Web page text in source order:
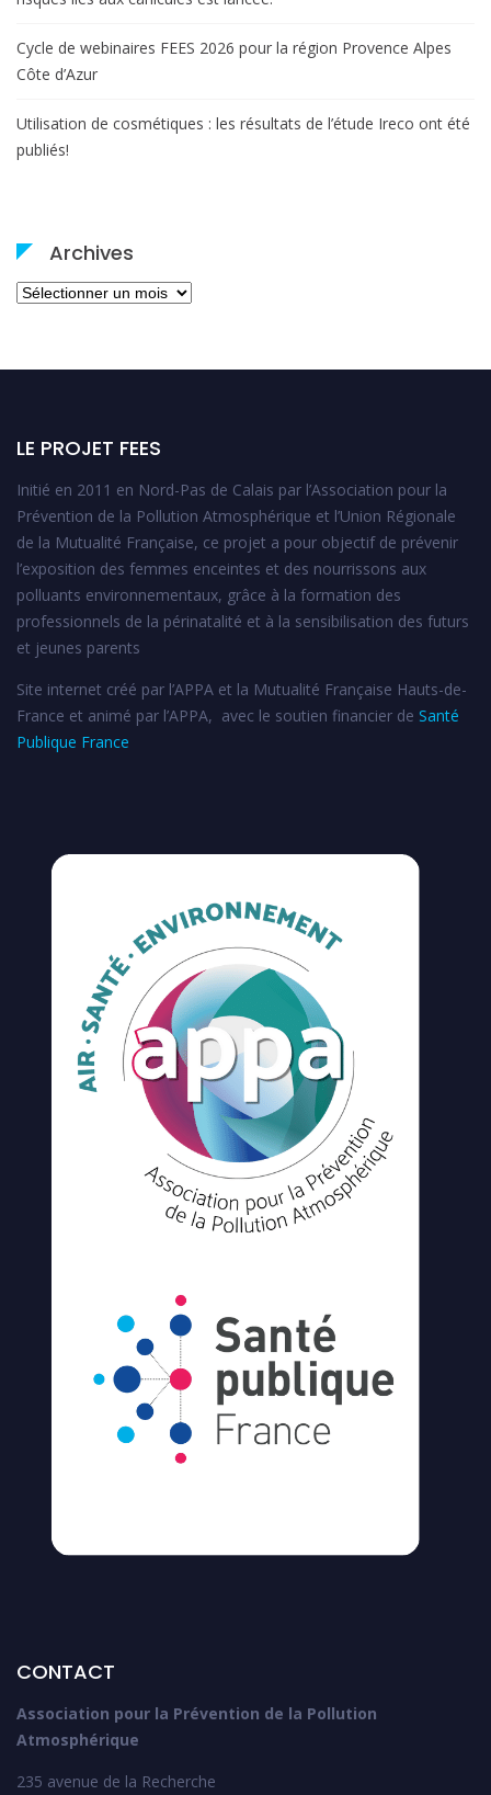
Cycle de webinaires FEES 2026 pour la région Provence Alpes
Côte d’Azur
Utilisation de cosmétiques : les résultats de l’étude Ireco ont été
publiés!
Archives
Archives
LE PROJET FEES
Initié en 2011 en Nord-Pas de Calais par l’Association pour la
Prévention de la Pollution Atmosphérique et l’Union Régionale
de la Mutualité Française, ce projet a pour objectif de prévenir
l’exposition des femmes enceintes et des nourrissons aux
polluants environnementaux, grâce à la formation des
professionnels de la périnatalité et à la sensibilisation des futurs
et jeunes parents
Site internet créé par l’APPA et la Mutualité Française Hauts-de-
France et animé par l’APPA, avec le soutien financier de Santé
Publique France
CONTACT
Association pour la Prévention de la Pollution
Atmosphérique
235 avenue de la Recherche